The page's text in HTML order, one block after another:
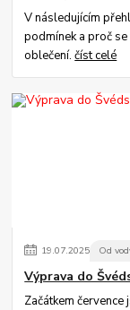
V následujícím
podmínek a proč
oblečení.číst celé
19.07.2025 Od
Výprava do
Začátkem